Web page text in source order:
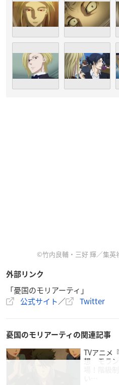
©竹内良輔・三好 輝／集英
外部リンク
「憂国のモリアーティ」
公式サイト／ Twitter
憂国のモリアーティの関連記事
TVアニメ
想 モラン